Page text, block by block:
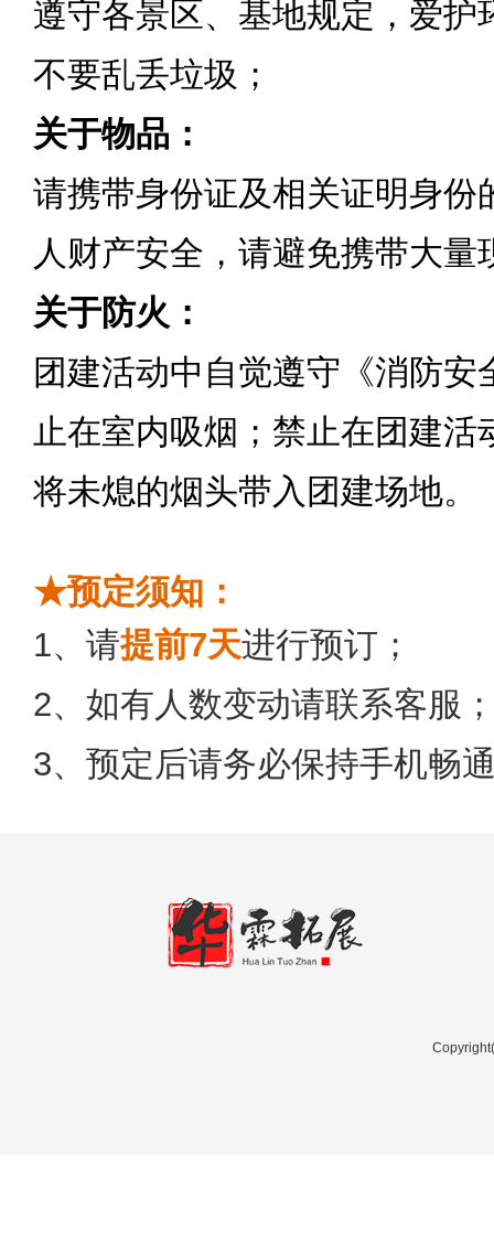
遵守各景区、基地规定，爱护
不要乱丢垃圾；
关于物品：
请携带身份证及相关证明身份
人财产安全，请避免携带大量
关于防火：
团建活动中自觉遵守《消防安
止在室内吸烟；禁止在团建活
将未熄的烟头带入团建场地。
★预定须知：
1、请提前7天进行预订；
2、如有人数变动请联系客服
3、预定后请务必保持手机畅